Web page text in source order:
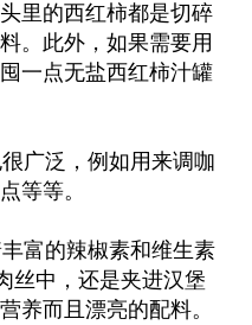
里的西红柿都是切碎
。此外，如果需要用
一点无盐西红柿汁罐
广泛，例如用来调咖
等等。
富的辣椒素和维生素
丝中，还是夹进汉堡
养而且漂亮的配料。